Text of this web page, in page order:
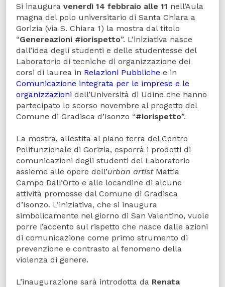
Si inaugura venerdì 14 febbraio alle 11 nell’Aula
magna del polo universitario di Santa Chiara a
Gorizia (via S. Chiara 1) la mostra dal titolo
“Genereazioni #iorispetto”. L’iniziativa nasce
dall’idea degli studenti e delle studentesse del
Laboratorio di tecniche di organizzazione dei
corsi di laurea in Relazioni Pubbliche e in
Comunicazione integrata per le imprese e le
organizzazioni dell’Università di Udine che hanno
partecipato lo scorso novembre al progetto del
Comune di Gradisca d’Isonzo “#iorispetto”.
La mostra, allestita al piano terra del Centro
Polifunzionale di Gorizia, esporrà i prodotti di
comunicazioni degli studenti del Laboratorio
assieme alle opere dell’urban artist Mattia
Campo Dall’Orto e alle locandine di alcune
attività promosse dal Comune di Gradisca
d’Isonzo. L’iniziativa, che si inaugura
simbolicamente nel giorno di San Valentino, vuole
porre l’accento sul rispetto che nasce dalle azioni
di comunicazione come primo strumento di
prevenzione e contrasto al fenomeno della
violenza di genere.
L’inaugurazione sarà introdotta da Renata